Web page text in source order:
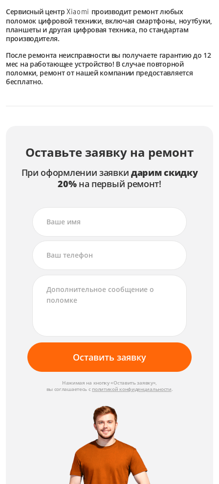
Сервисный центрXiaomi производит ремонт любых
поломок цифровой техники, включая смартфоны, ноутбуки,
планшеты и другая цифровая техника, по стандартам
производителя.
После ремонта неисправности вы получаете гарантию до 12
мес на работающее устройство! В случае повторной
поломки, ремонт от нашей компании предоставляется
бесплатно.
Оставьте заявку на ремонт
При оформлении заявки дарим скидку
20%на первый ремонт!
Оставить заявку
Нажимая на кнопку «Оставить заявку»,
вы соглашаетесь с политикой конфиденциальности.